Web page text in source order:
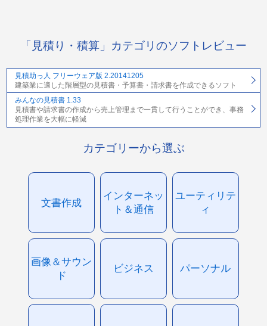
「見積り・積算」カテゴリのソフトレビュー
見積助っ人 フリーウェア版 2.20141205
建築業に適した階層型の見積書・予算書・請求書を作成できるソフト
みんなの見積書 1.33
見積書や請求書の作成から売上管理まで一貫して行うことができ、事務
処理作業を大幅に軽減
カテゴリーから選ぶ
文書作成
インターネッ
ト＆通信
ユーティリテ
ィ
画像＆サウン
ド
ビジネス パーソナル